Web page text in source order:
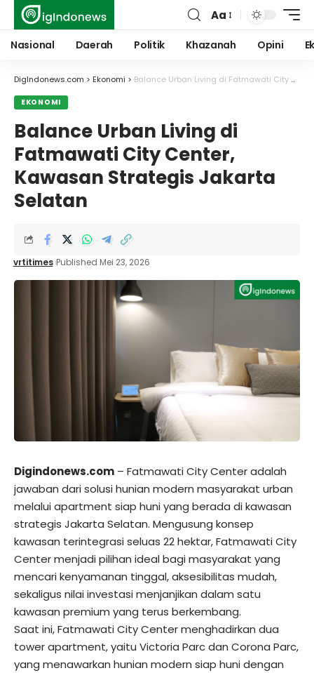
Font
Resizer
Aa
Nasional Daerah Politik Khazanah Opini
DigIndonews.com > Ekonomi > Balance Urban Living di Fatmawati City Center, Kawasan Strategis Jakarta Selatan
EKONOMI
Balance Urban Living di
Fatmawati City Center,
Kawasan Strategis Jakarta
Selatan
vrtitimes Published Mei 23, 2026
Digindonews.com – Fatmawati City Center adalah
jawaban dari solusi hunian modern masyarakat urban
melalui apartment siap huni yang berada di kawasan
strategis Jakarta Selatan. Mengusung konsep
kawasan terintegrasi seluas 22 hektar, Fatmawati City
Center menjadi pilihan ideal bagi masyarakat yang
mencari kenyamanan tinggal, aksesibilitas mudah,
sekaligus nilai investasi menjanjikan dalam satu
kawasan premium yang terus berkembang.
Saat ini, Fatmawati City Center menghadirkan dua
tower apartment, yaitu Victoria Parc dan Corona Parc,
yang menawarkan hunian modern siap huni dengan